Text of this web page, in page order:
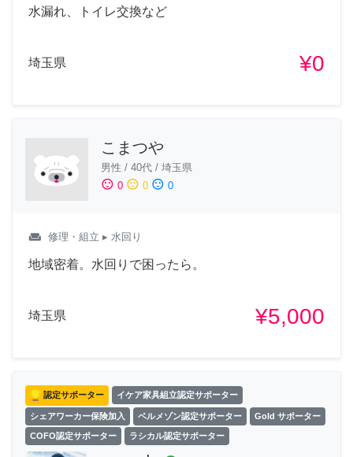
水漏れ、トイレ交換など
埼玉県 ¥0
こまつや
男性 / 40代 / 埼玉県
sentiment_satisfied 0 sentiment_neutral 0 sentiment_dissatisfied 0
weekend 修理・組立 ▸ 水回り
地域密着。水回りで困ったら。
埼玉県 ¥5,000
認定サポーター イケア家具組立認定サポーター
シェアワーカー保険加入 ベルメゾン認定サポーター Gold サポーター
COFO認定サポーター ラシカル認定サポーター